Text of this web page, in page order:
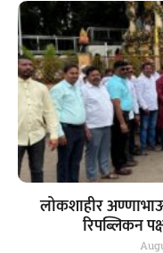
लोकशाहीर
रिपब्लिकन